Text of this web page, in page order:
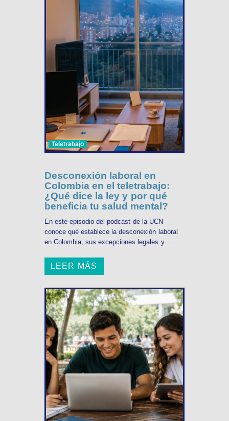
Teletrabajo
Desconexión laboral en
Colombia en el teletrabajo:
¿Qué dice la ley y por qué
beneficia tu salud mental?
En este episodio del podcast de la UCN
conoce qué establece la desconexión laboral
en Colombia, sus excepciones legales y ...
LEER MÁS